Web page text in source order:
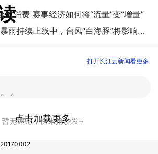
城消费 赛事经济如何将“流量”变“增量”
​37℃！大雨、暴雨持续上线中，台风“白海豚”将影响湖北
打开长江云新闻看更多
。
暂无评论，快来抢沙发~
点击加载更多